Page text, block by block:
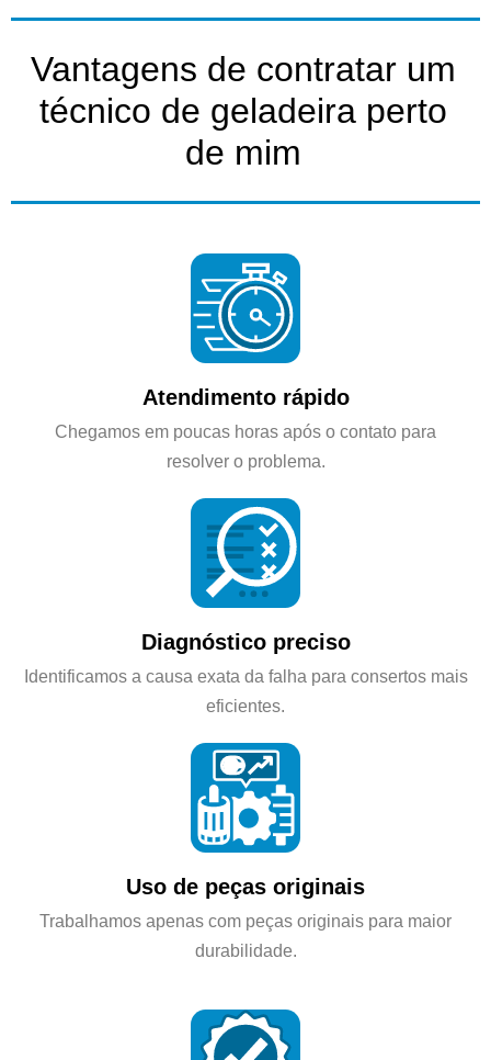
Vantagens de contratar um
técnico de geladeira perto
de mim
Atendimento rápido
Chegamos em poucas horas após o contato para
resolver o problema.
Diagnóstico preciso
Identificamos a causa exata da falha para consertos mais
eficientes.
Uso de peças originais
Trabalhamos apenas com peças originais para maior
durabilidade.